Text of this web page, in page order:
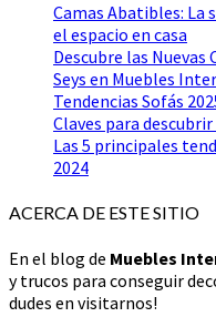
Camas Abatibles:
el espacio en casa
Descubre las Nuevas
Seys en Muebles
Tendencias Sofás
Claves para
Las 5 principales
2024
ACERCA DE ESTE SITIO
En el blog de Muebles
y trucos para conseguir
dudes en visitarnos!